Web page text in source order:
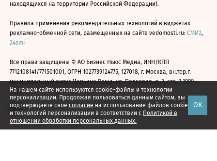
На нашем сайте используются cookie-файлы и технологии
персонализации. Продолжая пользоваться данным сайтом, вы
подтверждаете свое согласие на использование файлов cookie
и технологий персонализации в соответствии с Политикой в
отношении обработки персональных данных.
ОК
находящихся на территории Российской Федерации).
Правила применения рекомендательных технологий в виджетах
рекламно-обменной сети, размещенных на сайте vedomosti.ru: СМИ2,
24smi
Все права защищены © АО Бизнес Ньюс Медиа, ИНН/КПП
7712108141/771501001, ОГРН 1027739124775, 127018, г. Москва, вн.тер.г.
муниципальный округ Марьина Роща, ул. Полковая, д. 3, стр. 1 1999—
2026